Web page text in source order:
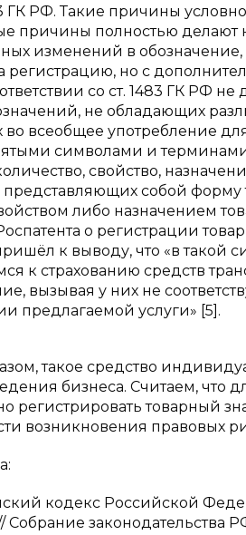
ГК РФ. Такие причины
причины полностью делают
изменений в обозначение,
регистрацию, но с
со ст. 1483 ГК РФ
не обладающих
всеобщее употребление
символами и
свойство,
представляющих собой форму
либо назначением
о регистрации
к выводу, что «в такой
к страхованию средств
вызывая у них не
предлагаемой услуги» [5].
такое средство
бизнеса. Считаем,
регистрировать товарный
возникновения правовых
кодекс Российской
Собрание законодательства